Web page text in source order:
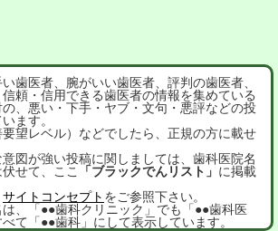
歯医者、腕がいい歯医者、評判の歯医者、
頼・信用できる歯医者の情報を集めている
、悪い・下手・ヤブ・文句・悪評などの投
ます。
望レベル）などでしたら、正規の方に載せ
図が強い投稿に関しましては、歯科医院名
せて、ここ
「ブラックでんリスト」 に掲載
サイトコンセプト をご参照下さい。
、「●●歯科クリニック」でも「●●歯科医
て「●●歯科」にして表示しています。